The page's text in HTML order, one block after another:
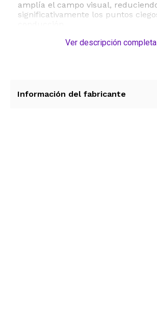
amplía el campo visual,
significativamente los puntos
Fabricado con materiales de alta
exterior viene lista para pintar, lo
Ver descripción completa
Información del fabricante